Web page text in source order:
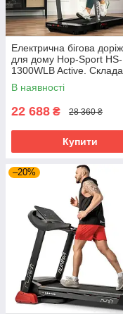
Електрична бігова
для дому Hop-Sport HS-
1300WLB Active.
тренажер для бігу та
В наявності
22 688 ₴ 28 360 ₴
Купити
–20%